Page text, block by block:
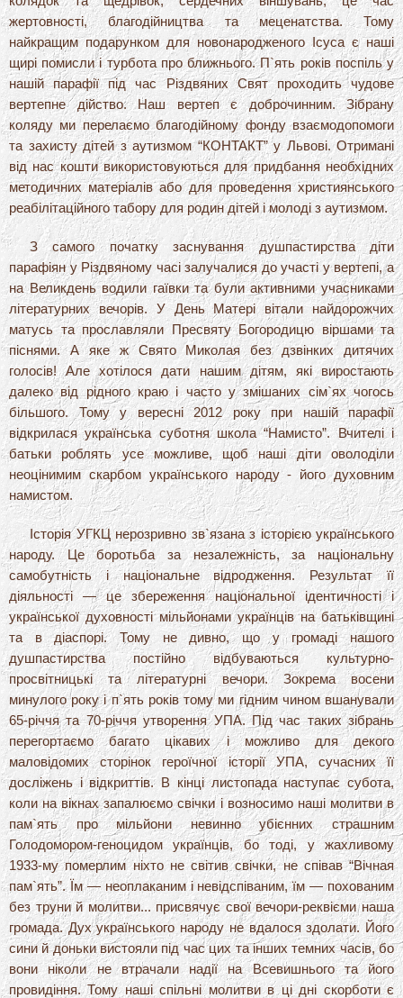
жертовності, благодійництва та меценатства. Тому
найкращим подарунком для новонародженого Ісуса є наші
щирі помисли і турбота про ближнього. П`ять років поспіль у
нашій парафії під час Різдвяних Свят проходить чудове
вертепне дійство. Наш вертеп є доброчинним. Зібрану
коляду ми перелаємо благодійному фонду взаємодопомоги
та захисту дітей з аутизмом “КОНТАКТ” у Львові. Отримані
від нас кошти використовуються для придбання необхідних
методичних матеріалів або для проведення християнського
реабілітаційного табору для родин дітей і молоді з аутизмом.
З самого початку заснування душпастирства діти
парафіян у Різдвяному часі залучалися до участі у вертепі, а
на Великдень водили гаївки та були активними учасниками
літературних вечорів. У День Матері вітали найдорожчих
матусь та прославляли Пресвяту Богородицю віршами та
піснями. А яке ж Свято Миколая без дзвінких дитячих
голосів! Але хотілося дати нашим дітям, які виростають
далеко від рідного краю і часто у змішаних сім`ях чогось
більшого. Тому у вересні 2012 року при нашій парафії
відкрилася українська суботня школа “Намисто”. Вчителі і
батьки роблять усе можливе, щоб наші діти оволоділи
неоцінимим скарбом українського народу - його духовним
намистом.
Історія УГКЦ нерозривно зв`язана з історією українського
народу. Це боротьба за незалежність, за національну
самобутність і національне відродження. Результат її
діяльності — це збереження національної ідентичності і
української духовності мільйонами українців на батьківщині
та в діаспорі. Тому не дивно, що у громаді нашого
душпастирства постійно відбуваються культурно-
просвітницькі та літературні вечори. Зокрема восени
минулого року і п`ять років тому ми гідним чином вшанували
65-річчя та 70-річчя утворення УПА. Під час таких зібрань
перегортаємо багато цікавих і можливо для декого
маловідомих сторінок героїчної історії УПА, сучасних її
досліжень і відкриттів. В кінці листопада наступає субота,
коли на вікнах запалюємо свічки і возносимо наші молитви в
пам`ять про мільйони невинно убієнних страшним
Голодомором-геноцидом українців, бо тоді, у жахливому
1933-му померлим ніхто не світив свічки, не співав “Вічная
пам`ять”. Їм — неоплаканим і невідспіваним, їм — похованим
без труни й молитви... присвячує свої вечори-реквієми наша
громада. Дух українського народу не вдалося здолати. Його
сини й доньки вистояли під час цих та інших темних часів, бо
вони ніколи не втрачали надії на Всевишнього та його
провидіння. Тому наші спільні молитви в ці дні скорботи є